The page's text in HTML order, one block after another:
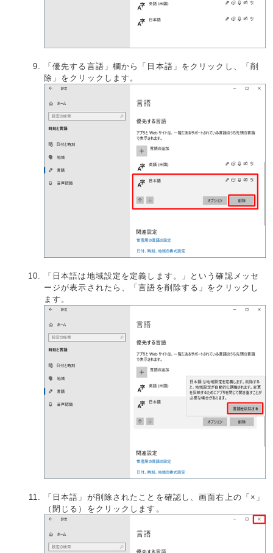
「優先する言語」欄から「日本語」をクリックし、「削
除」をクリックします。
「日本語は地域設定を定義します。」という確認メッセ
ージが表示されたら、「言語を削除する」をクリックし
ます。
「日本語」が削除されたことを確認し、画面右上の「×」
（閉じる）をクリックします。